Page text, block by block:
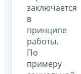
заключается
в
принципе
работы.
По
примеру